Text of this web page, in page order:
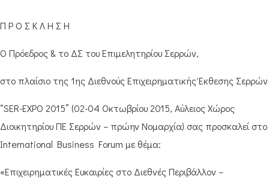
Π Ρ Ο Σ Κ Λ Η Σ Η
Ο Πρόεδρος & το ΔΣ του Επιμελητηρίου Σερρών,
στο πλαίσιο της 1ης Διεθνούς Επιχειρηματικής Έκθεσης Σερρών
“SER-EXPO 2015” (02-04 Οκτωβρίου 2015, Αύλειος Χώρος
Διοικητηρίου ΠΕ Σερρών – πρώην Νομαρχία) σας προσκαλεί στο
International Business Forum με θέμα:
«Επιχειρηματικές Ευκαιρίες στο Διεθνές Περιβάλλον –